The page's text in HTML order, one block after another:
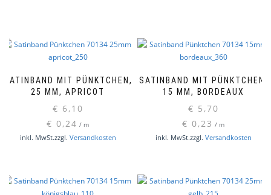
SATINBAND MIT PÜNKTCHEN,
25 MM, APRICOT
€ 6,10
€ 0,24 / m
inkl. MwSt.zzgl. Versandkosten
SATINBAND MIT PÜNKTCHEN,
15 MM, BORDEAUX
€ 5,70
€ 0,23 / m
inkl. MwSt.zzgl. Versandkosten